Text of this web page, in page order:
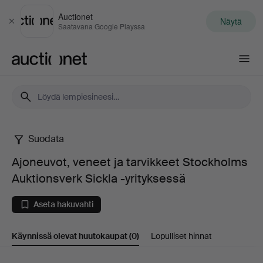
Sulje
Auctionet
Saatavana Google Playssa Näytä
Ajoneuvot,
veneet
ja
tarvikkeet
Suodata
Ajoneuvot, veneet ja tarvikkeet Stockholms
Auktionsverk Sickla -yrityksessä
Aseta hakuvahti
Käynnissä olevat huutokaupat(0) Lopulliset hinnat